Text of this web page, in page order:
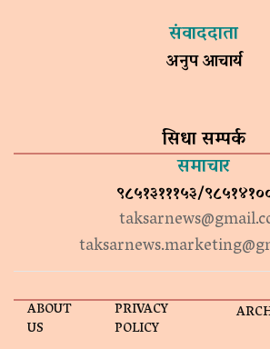
संवाददाता
अनुप आचार्य
सिधा सम्पर्क
समाचार
९८५१३१११५३/
ABOUT
US
PRIVACY
POLICY